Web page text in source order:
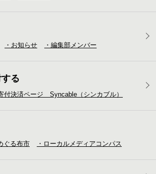
・お知らせ ・編集部メンバー
る
付決済ページ Syncable（シンカブル）
ぐる布市 ・ローカルメディア コンパス